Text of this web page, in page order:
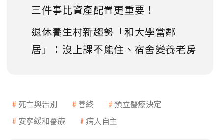
三件事比資產配置更重要！
退休養生村新趨勢「和大學當鄰
居」：沒上課不能住、宿舍變養老房
死亡與告別 善終
預立醫療決定
安寧緩和醫療
病人自主